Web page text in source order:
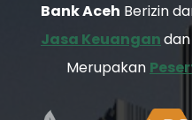
Bank Aceh Berizin
Jasa Keuangandan
Merupakan